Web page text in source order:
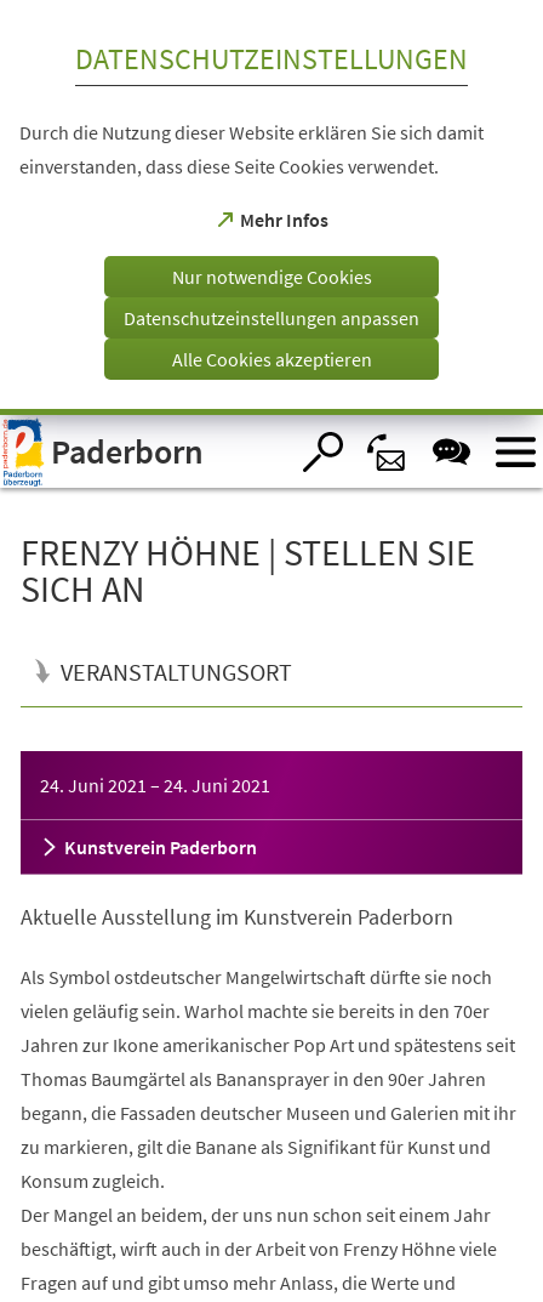
Visuelle
Assistenzsoftware
öffnen.
DATENSCHUTZEINSTELLUNGEN
Durch die Nutzung dieser Website erklären Sie sich damit
einverstanden, dass diese Seite Cookies verwendet.
Mehr Infos
(Öffnet
einem
Tab)
Nur notwendige Cookies
Datenschutzeinstellungen anpassen
Alle Cookies akzeptieren
Paderborn
FRENZY HÖHNE | STELLEN SIE
SICH AN
VERANSTALTUNGSORT
24. Juni 2021 – 24. Juni 2021
Kunstverein Paderborn
Aktuelle Ausstellung im Kunstverein Paderborn
Als Symbol ostdeutscher Mangelwirtschaft dürfte sie noch
vielen geläufig sein. Warhol machte sie bereits in den 70er
Jahren zur Ikone amerikanischer Pop Art und spätestens seit
Thomas Baumgärtel als Banansprayer in den 90er Jahren
begann, die Fassaden deutscher Museen und Galerien mit ihr
zu markieren, gilt die Banane als Signifikant für Kunst und
Konsum zugleich.
Der Mangel an beidem, der uns nun schon seit einem Jahr
beschäftigt, wirft auch in der Arbeit von Frenzy Höhne viele
Fragen auf und gibt umso mehr Anlass, die Werte und